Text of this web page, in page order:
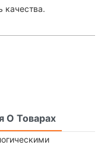
качества.
О Товарах